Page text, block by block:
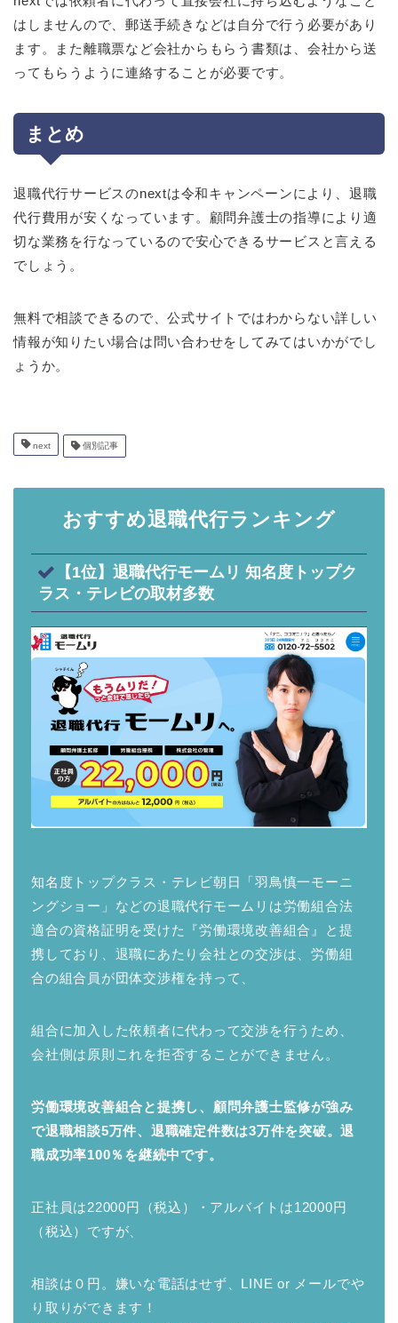
はしませんので、郵送手続きなどは自分で行う必要があり
ます。また離職票など会社からもらう書類は、会社から送
ってもらうように連絡することが必要です。
まとめ
退職代行サービスのnextは令和キャンペーンにより、退職
代行費用が安くなっています。顧問弁護士の指導により適
切な業務を行なっているので安心できるサービスと言える
でしょう。
無料で相談できるので、公式サイトではわからない詳しい
情報が知りたい場合は問い合わせをしてみてはいかがでし
ょうか。
next 個別記事
おすすめ退職代行ランキング
【1位】退職代行モームリ 知名度トップク
ラス・テレビの取材多数
知名度トップクラス・テレビ朝日「羽鳥慎一モーニ
ングショー」などの退職代行モームリは労働組合法
適合の資格証明を受けた『労働環境改善組合』と提
携しており、退職にあたり会社との交渉は、労働組
合の組合員が団体交渉権を持って、
組合に加入した依頼者に代わって交渉を行うため、
会社側は原則これを拒否することができません。
労働環境改善組合と提携し、顧問弁護士監修が強み
で退職相談5万件、退職確定件数は3万件を突破。退
職成功率100％を継続中です。
正社員は22000円（税込）・アルバイトは12000円
（税込）ですが、
相談は０円。嫌いな電話はせず、LINE or メールでや
り取りができます！